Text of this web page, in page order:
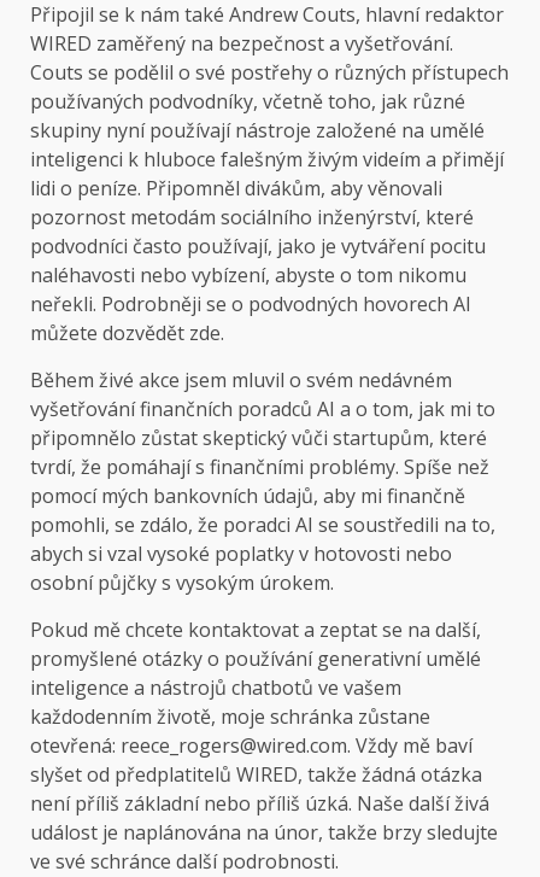
Připojil se k nám také Andrew Couts, hlavní redaktor
WIRED zaměřený na bezpečnost a vyšetřování.
Couts se podělil o své postřehy o různých přístupech
používaných podvodníky, včetně toho, jak různé
skupiny nyní používají nástroje založené na umělé
inteligenci k hluboce falešným živým videím a přimějí
lidi o peníze. Připomněl divákům, aby věnovali
pozornost metodám sociálního inženýrství, které
podvodníci často používají, jako je vytváření pocitu
naléhavosti nebo vybízení, abyste o tom nikomu
neřekli. Podrobněji se o podvodných hovorech AI
můžete dozvědět zde.
Během živé akce jsem mluvil o svém nedávném
vyšetřování finančních poradců AI a o tom, jak mi to
připomnělo zůstat skeptický vůči startupům, které
tvrdí, že pomáhají s finančními problémy. Spíše než
pomocí mých bankovních údajů, aby mi finančně
pomohli, se zdálo, že poradci AI se soustředili na to,
abych si vzal vysoké poplatky v hotovosti nebo
osobní půjčky s vysokým úrokem.
Pokud mě chcete kontaktovat a zeptat se na další,
promyšlené otázky o používání generativní umělé
inteligence a nástrojů chatbotů ve vašem
každodenním životě, moje schránka zůstane
otevřená: reece_rogers@wired.com. Vždy mě baví
slyšet od předplatitelů WIRED, takže žádná otázka
není příliš základní nebo příliš úzká. Naše další živá
událost je naplánována na únor, takže brzy sledujte
ve své schránce další podrobnosti.